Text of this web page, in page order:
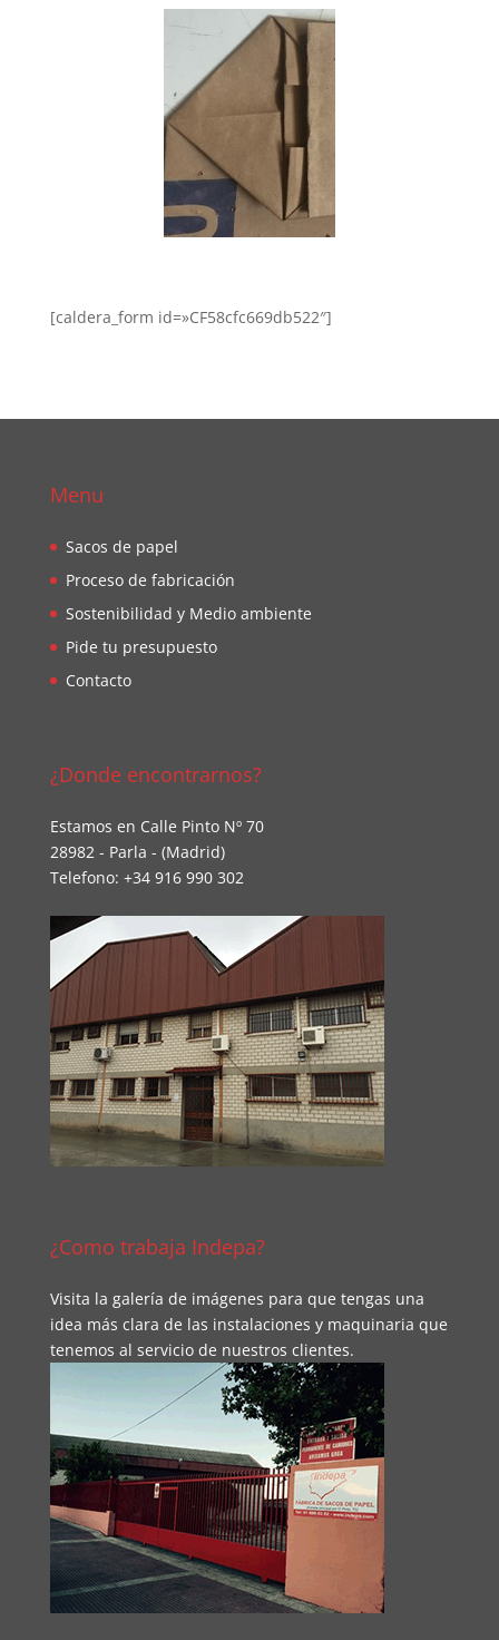
[caldera_form id=»CF58cfc669db522″]
Menu
Sacos de papel
Proceso de fabricación
Sostenibilidad y Medio ambiente
Pide tu presupuesto
Contacto
¿Donde encontrarnos?
Estamos en Calle Pinto Nº 70
28982 - Parla - (Madrid)
Telefono: +34 916 990 302
¿Como trabaja Indepa?
Visita la galería de imágenes para que tengas una
idea más clara de las instalaciones y maquinaria que
tenemos al servicio de nuestros clientes.